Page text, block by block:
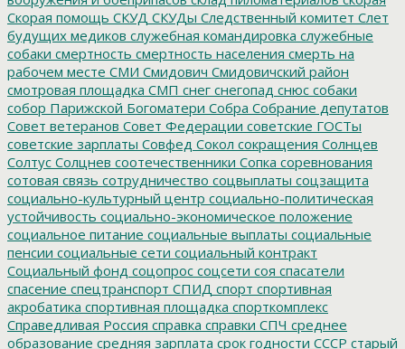
Скорая помощь СКУД СКУДы Следственный комитет Слет
будущих медиков служебная командировка служебные
собаки смертность смертность населения смерть на
рабочем месте СМИ Смидович Смидовичский район
смотровая площадка СМП снег снегопад снюс собаки
собор Парижской Богоматери Собра Собрание депутатов
Совет ветеранов Совет Федерации советские ГОСТы
советские зарплаты Совфед Сокол сокращения Солнцев
Солтус Солцнев соотечественники Сопка соревнования
сотовая связь сотрудничество соцвыплаты соцзащита
социально-культурный центр социально-политическая
устойчивость социально-экономическое положение
социальное питание социальные выплаты социальные
пенсии социальные сети социальный контракт
Социальный фонд соцопрос соцсети соя спасатели
спасение спецтранспорт СПИД спорт спортивная
акробатика спортивная площадка спорткомплекс
Справедливая Россия справка справки СПЧ среднее
образование средняя зарплата срок годности СССР старый